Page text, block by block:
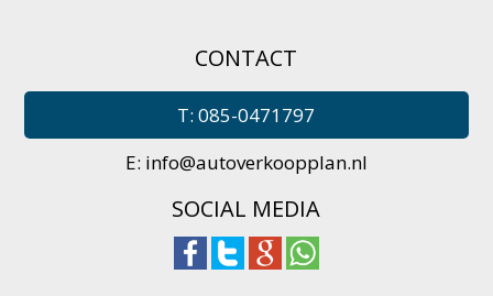
CONTACT
T: 085-0471797
E: info@autoverkoopplan.nl
SOCIAL MEDIA